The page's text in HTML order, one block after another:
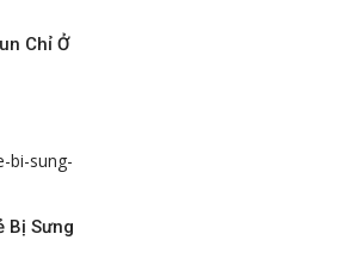
Chỉ Ở
Bị Sưng